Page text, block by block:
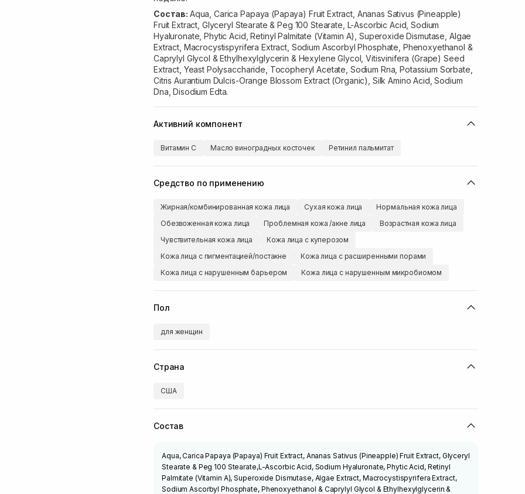
Состав: Aqua, Carica Papaya (Papaya) Fruit Extract, Ananas Sativus (Pineapple)
Fruit Extract, Glyceryl Stearate & Peg 100 Stearate, L-Ascorbic Acid, Sodium
Hyaluronate, Phytic Acid, Retinyl Palmitate (Vitamin A), Superoxide Dismutase, Algae
Extract, Macrocystispyrifera Extract, Sodium Ascorbyl Phosphate, Phenoxyethanol &
Caprylyl Glycol & Ethylhexylglycerin & Hexylene Glycol, Vitisvinifera (Grape) Seed
Extract, Yeast Polysaccharide, Tocopheryl Acetate, Sodium Rna, Potassium Sorbate,
Citris Aurantium Dulcis-Orange Blossom Extract (Organic), Silk Amino Acid, Sodium
Dna, Disodium Edta.
Активний компонент
Витамин C Масло виноградных косточек Ретинил пальмитат
Средство по применению
Жирная/комбинированная кожа лица Сухая кожа лица
Нормальная кожа лица
Обезвоженная кожа лица
Проблемная кожа /акне лица
Возрастная кожа лица
Чувствительная кожа лица
Кожа лица с куперозом
Кожа лица с пигментацией/постакне
Кожа лица с расширенными порами
Кожа лица с нарушенным барьером
Кожа лица с нарушенным микробиомом
Пол
для женщин
Страна
США
Состав
Aqua, Carica Papaya (Papaya) Fruit Extract, Ananas Sativus (Pineapple) Fruit Extract, Glyceryl
Stearate & Peg 100 Stearate,L-Ascorbic Acid, Sodium Hyaluronate, Phytic Acid, Retinyl
Palmitate (Vitamin A), Superoxide Dismutase, Algae Extract, Macrocystispyrifera Extract,
Sodium Ascorbyl Phosphate, Phenoxyethanol & Caprylyl Glycol & Ethylhexylglycerin &